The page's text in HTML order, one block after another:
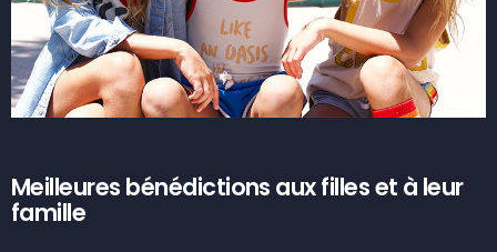
Meilleures bénédictions aux filles et à leur
famille